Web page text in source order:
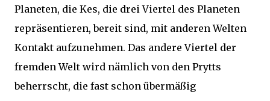
Planeten, die Kes, die drei Viertel des Planeten
repräsentieren, bereit sind, mit anderen Welten
Kontakt aufzunehmen. Das andere Viertel der
fremden Welt wird nämlich von den Prytts
beherrscht, die fast schon übermäßig